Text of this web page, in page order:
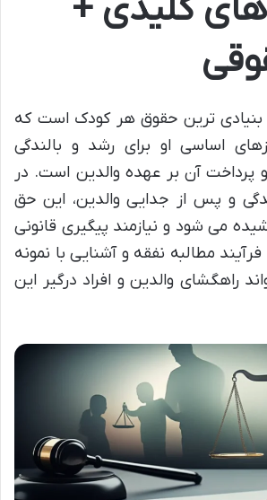
های کلیدی +
بنیادی ترین حقوق هر کودک است که
اساسی او برای رشد و بالندگی
آن بر عهده والدین است. در
و پس از جدایی والدین، این حق
می شود و نیازمند پیگیری قانونی
مطالبه نفقه و آشنایی با نمونه
راهگشای والدین و افراد درگیر این